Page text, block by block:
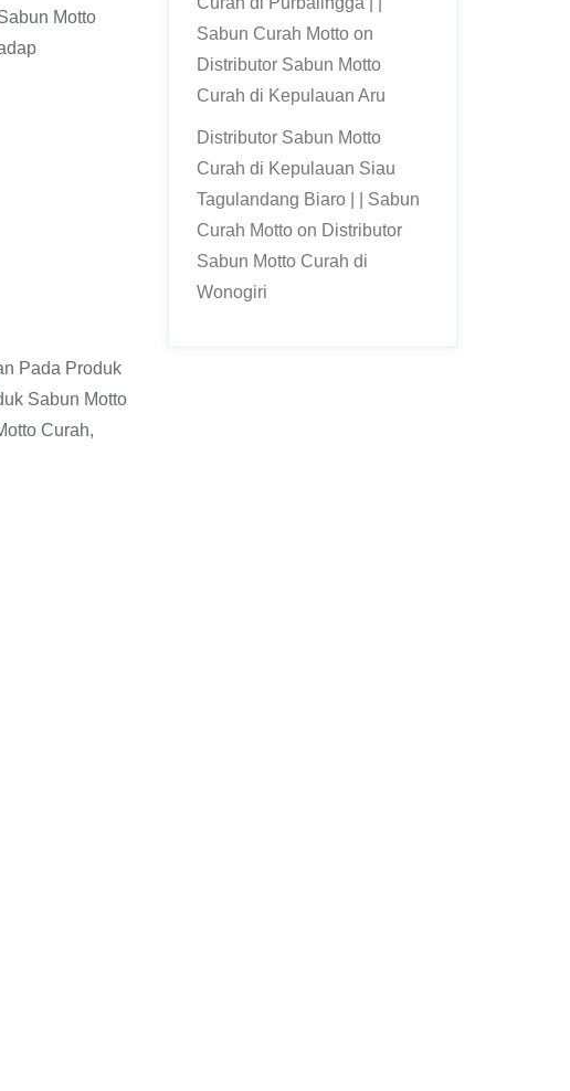
Motto
Pada Produk
Sabun Motto
Curah,
Sabun Curah Mottoon
Distributor Sabun Motto
Curah di Kepulauan Aru
Distributor Sabun Motto
Curah di Kepulauan Siau
Tagulandang Biaro | | Sabun
Curah Mottoon Distributor
Sabun Motto Curah di
Wonogiri